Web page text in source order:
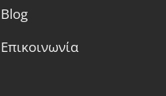
Blog
Επικοινωνία